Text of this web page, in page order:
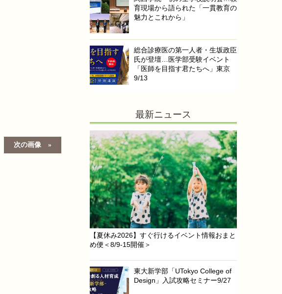
次の画像
育現場から語られた「一貫教育の
魅力とこれから」
総合診療医の第一人者・生坂政臣
氏が登壇…医学部受験イベント
「医師を目指す君たちへ」東京
9/13
最新ニュース
【夏休み2026】すぐ行けるイベント情報おまと
め便＜8/9-15開催＞
東大新学部「UTokyo College of
Design」入試攻略セミナー9/27